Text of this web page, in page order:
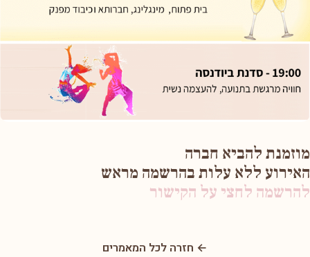
מוזמנת להביא חברה
האירוע ללא עלות בהרשמה מראש
להרשמה לחצי על הקישור
← חזרה לכל המאמרים